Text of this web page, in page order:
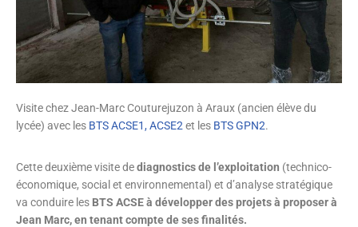
Visite chez Jean-Marc Couturejuzon à Araux (ancien élève du
lycée) avec les BTS ACSE1, ACSE2 et les BTS GPN2.
Cette deuxième visite dediagnostics de l’exploitation (technico-
économique, social et environnemental) et d’analyse stratégique
va conduire les BTS ACSE à développer des projets à proposer à
Jean Marc, en tenant compte de ses finalités.